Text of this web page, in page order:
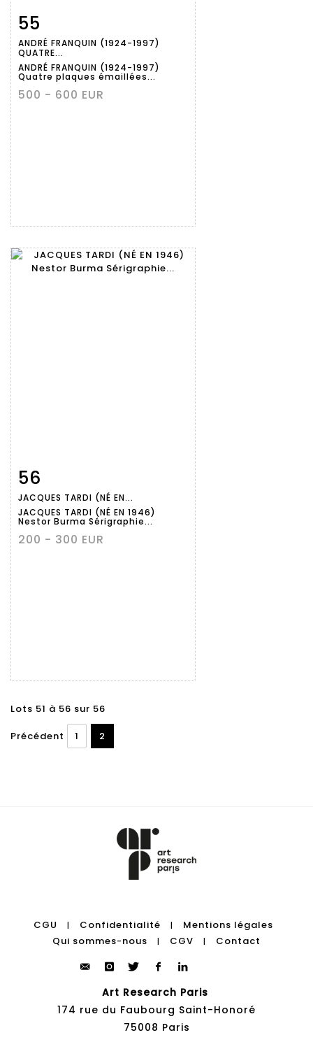
détaillée
55
ANDRÉ FRANQUIN (1924-1997)
QUATRE...
ANDRÉ FRANQUIN (1924-1997)
Quatre plaques émaillées...
500 - 600 EUR
détaillée
56
JACQUES TARDI (NÉ EN...
JACQUES TARDI (NÉ EN 1946)
Nestor Burma Sérigraphie...
200 - 300 EUR
Lots 51 à 56 sur 56
Précédent 1 2
CGU | Confidentialité |
Mentions légales
Qui sommes-nous
| CGV | Contact
Art Research Paris
174 rue du Faubourg Saint-Honoré
75008 Paris